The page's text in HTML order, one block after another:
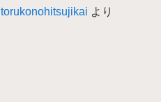
torukonohitsujikai より